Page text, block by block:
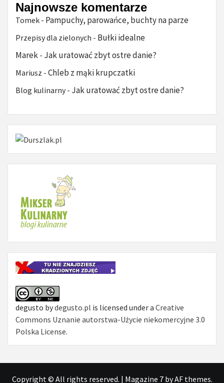
Najnowsze komentarze
Tomek - Pampuchy, parowańce, buchty na parze
Przepisy dla zielonych - Bułki idealne
Marek - Jak uratować zbyt ostre danie?
Mariusz - Chleb z mąki krupczatki
Blog kulinarny- Jak uratować zbyt ostre danie?
degusto bydegusto.pl is licensed under a Creative
Commons Uznanie autorstwa-Użycie niekomercyjne 3.0
Polska License.
Copyright © All rights reserved. | Magazine 7by AF themes.